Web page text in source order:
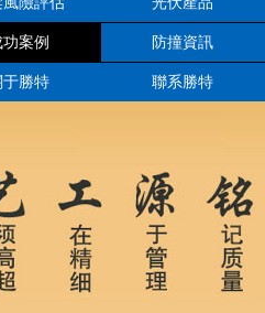
功案例 防撞資訊
于勝特 聯系勝特